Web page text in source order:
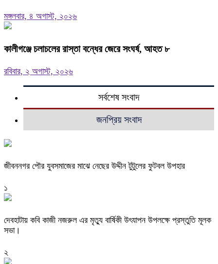
মঙ্গলবার, ৪ অগাস্ট, ২০২৬
কালীগঞ্জে চলাচলের রাস্তা বন্ধের জেরে সংঘর্ষ, আহত ৮
রবিবার, ২ অগাস্ট, ২০২৬
সর্বশেষ সংবাদ
জনপ্রিয় সংবাদ
জীবননগর পৌর যুবসমাজের মাঝে নেছের উদ্দীন টুটুলের ফুটবল উপহার
১
দেবহাটায় কবি কাজী নজরুল এর মৃত্যু বার্ষিকী উৎযাপন উপলক্ষে প্রস্তুতি মূলক
সভা।
২